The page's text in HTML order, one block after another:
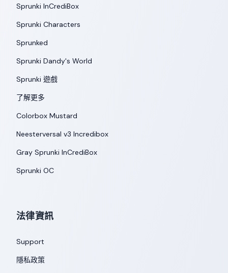
Sprunki InCrediBox
Sprunki Characters
Sprunked
Sprunki Dandy's World
Sprunki 遊戲
了解更多
Colorbox Mustard
Neesterversal v3 Incredibox
Gray Sprunki InCrediBox
Sprunki OC
法律資訊
Support
隱私政策